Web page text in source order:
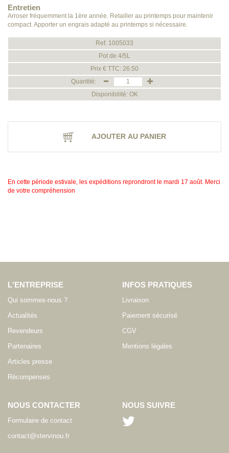
Entretien
Arroser fréquemment la 1ère année. Retailler au printemps pour maintenir
compact. Apporter un engrais adapté au printemps si nécessaire.
Ref. 1005033
Pot de 4/5L
Prix € TTC: 26.50
Quantité:
Disponibilité: OK
AJOUTER AU PANIER
En cette période estivale, les expéditions reprondront le mardi 17 août. Merci
de votre compréhension
L'ENTREPRISE
Qui sommes-nous ?
Actualités
Revendeurs
Partenaires
Articles presse
Récompenses
INFOS PRATIQUES
Livraison
Paiement sécurisé
CGV
Mentions légales
NOUS CONTACTER
Formulaire de contact
contact@stervinou.fr
NOUS SUIVRE